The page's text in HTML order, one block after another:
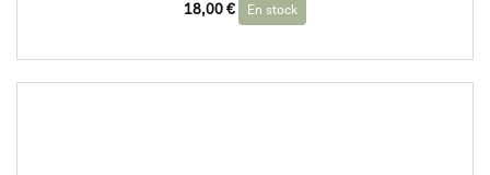
18,00 € En stock